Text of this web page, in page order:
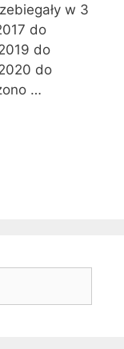
w 3
do
do
do
…